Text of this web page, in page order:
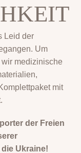
Leid der
Um
medizinische
mit
der Freien
Ukraine!